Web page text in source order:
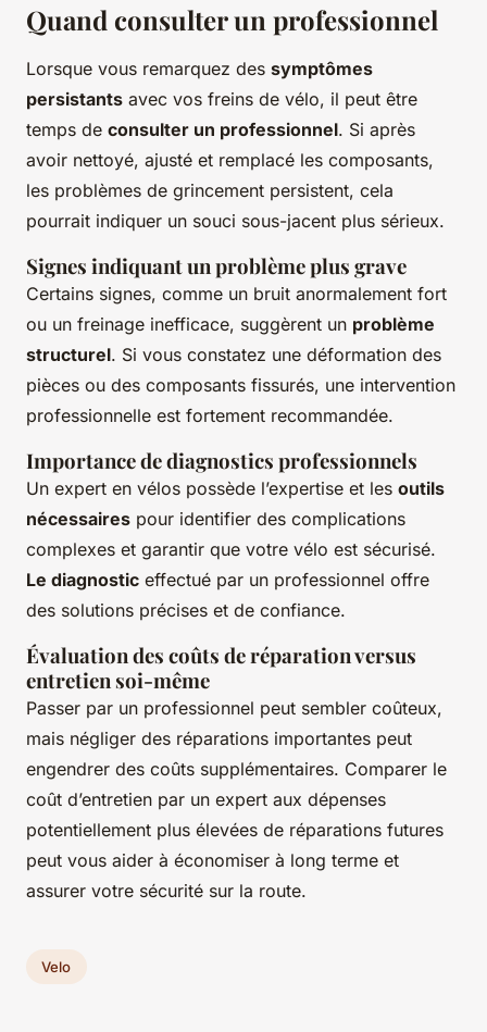
Quand consulter un professionnel
Lorsque vous remarquez des symptômes
persistants avec vos freins de vélo, il peut être
temps de consulter un professionnel. Si après
avoir nettoyé, ajusté et remplacé les composants,
les problèmes de grincement persistent, cela
pourrait indiquer un souci sous-jacent plus sérieux.
Signes indiquant un problème plus grave
Certains signes, comme un bruit anormalement fort
ou un freinage inefficace, suggèrent un problème
structurel. Si vous constatez une déformation des
pièces ou des composants fissurés, une intervention
professionnelle est fortement recommandée.
Importance de diagnostics professionnels
Un expert en vélos possède l’expertise et les outils
nécessaires pour identifier des complications
complexes et garantir que votre vélo est sécurisé.
Le diagnostic effectué par un professionnel offre
des solutions précises et de confiance.
Évaluation des coûts de réparation versus
entretien soi-même
Passer par un professionnel peut sembler coûteux,
mais négliger des réparations importantes peut
engendrer des coûts supplémentaires. Comparer le
coût d’entretien par un expert aux dépenses
potentiellement plus élevées de réparations futures
peut vous aider à économiser à long terme et
assurer votre sécurité sur la route.
Velo